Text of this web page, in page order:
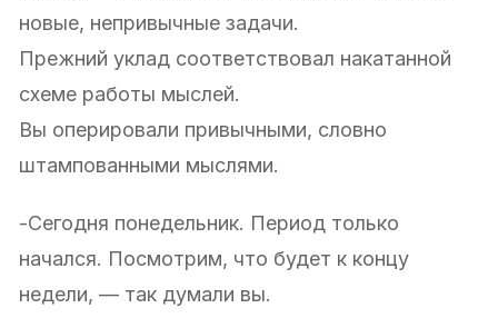
новые, непривычные задачи.
Прежний уклад соответствовал накатанной
схеме работы мыслей.
Вы оперировали привычными, словно
штампованными мыслями.
-Сегодня понедельник. Период только
начался. Посмотрим, что будет к концу
недели, — так думали вы.